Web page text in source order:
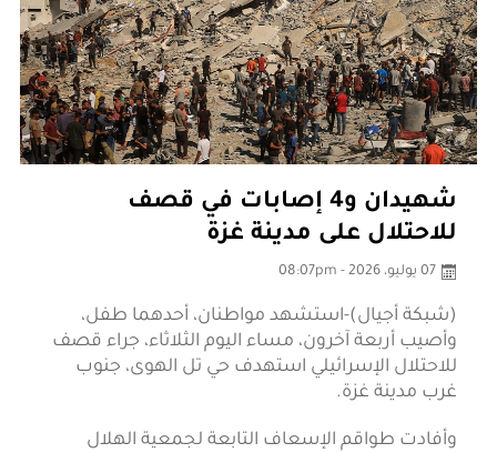
شهيدان و4 إصابات في قصف
للاحتلال على مدينة غزة
07 يوليو، 2026 - 08:07pm
(شبكة أجيال)-استشهد مواطنان، أحدهما طفل،
وأصيب أربعة آخرون، مساء اليوم الثلاثاء، جراء قصف
للاحتلال الإسرائيلي استهدف حي تل الهوى، جنوب
غرب مدينة غزة.
وأفادت طواقم الإسعاف التابعة لجمعية الهلال